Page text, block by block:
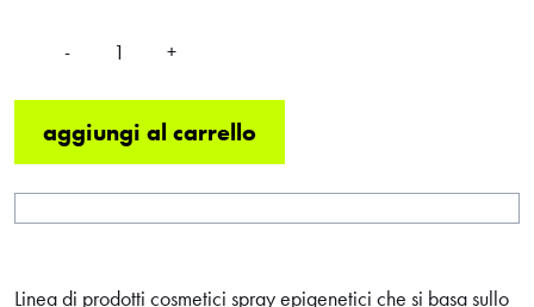
- +
aggiungi al carrello
Linea di prodotti cosmetici spray epigenetici che si basa sullo